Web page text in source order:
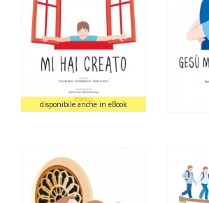
disponibile anche in eBook